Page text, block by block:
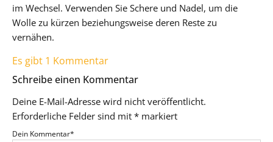
im Wechsel. Verwenden Sie Schere und Nadel, um die
Wolle zu kürzen beziehungsweise deren Reste zu
vernähen.
Es gibt 1 Kommentar
Schreibe einen Kommentar
Deine E-Mail-Adresse wird nicht veröffentlicht.
Erforderliche Felder sind mit * markiert
Dein Kommentar*